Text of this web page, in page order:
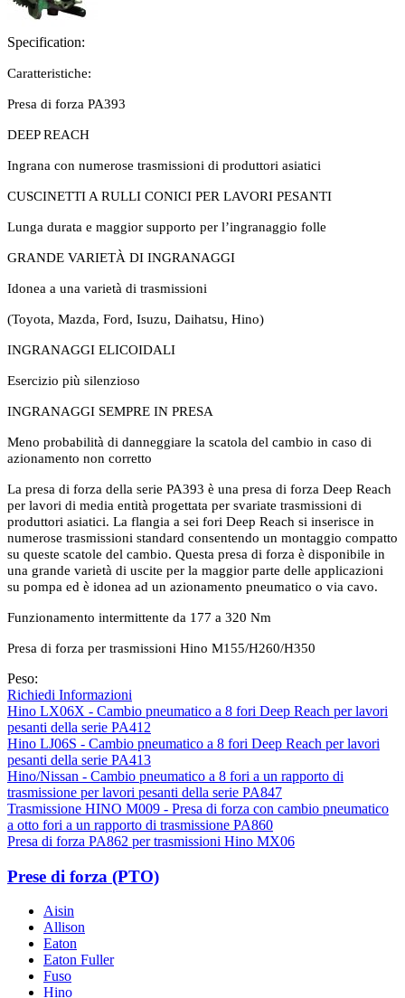
Specification:
Caratteristiche:
Presa di forza PA393
DEEP REACH
Ingrana con numerose trasmissioni di produttori asiatici
CUSCINETTI A RULLI CONICI PER LAVORI PESANTI
Lunga durata e maggior supporto per l’ingranaggio folle
GRANDE VARIETÀ DI INGRANAGGI
Idonea a una varietà di trasmissioni
(Toyota, Mazda, Ford, Isuzu, Daihatsu, Hino)
INGRANAGGI ELICOIDALI
Esercizio più silenzioso
INGRANAGGI SEMPRE IN PRESA
Meno probabilità di danneggiare la scatola del cambio in caso di
azionamento non corretto
La presa di forza della serie PA393 è una presa di forza Deep Reach
per lavori di media entità progettata per svariate trasmissioni di
produttori asiatici. La flangia a sei fori Deep Reach si inserisce in
numerose trasmissioni standard consentendo un montaggio compatto
su queste scatole del cambio. Questa presa di forza è disponibile in
una grande varietà di uscite per la maggior parte delle applicazioni
su pompa ed è idonea ad un azionamento pneumatico o via cavo.
Funzionamento intermittente da 177 a 320 Nm
Presa di forza per trasmissioni Hino M155/H260/H350
Peso:
Richiedi Informazioni
Hino LX06X - Cambio pneumatico a 8 fori Deep Reach per lavori
pesanti della serie PA412
Hino LJ06S - Cambio pneumatico a 8 fori Deep Reach per lavori
pesanti della serie PA413
Hino/Nissan - Cambio pneumatico a 8 fori a un rapporto di
trasmissione per lavori pesanti della serie PA847
Trasmissione HINO M009 - Presa di forza con cambio pneumatico
a otto fori a un rapporto di trasmissione PA860
Presa di forza PA862 per trasmissioni Hino MX06
Prese di forza (PTO)
Aisin
Allison
Eaton
Eaton Fuller
Fuso
Hino